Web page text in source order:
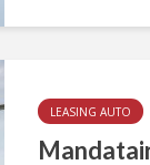
LEASING AUTO